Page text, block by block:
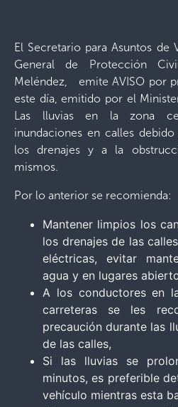
El Secretario para Asuntos de
General de Protección
Meléndez, emite AVISO por
este día, emitido por el
Las lluvias en la zona
inundaciones en calles
los drenajes y a la
mismos.
Por lo anterior se recomienda:
Mantener limpios los
los drenajes de las
eléctricas, evitar
agua y en lugares
A los conductores en
carreteras se les
precaución durante las
de las calles,
Si las lluvias se
minutos, es preferible
vehículo mientras esta